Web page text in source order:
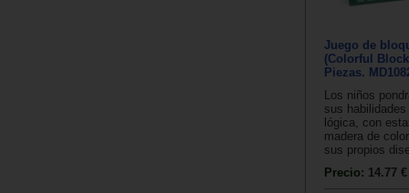
Juego de
(Colorful
Piezas.
Los niños
sus
lógica, con
madera de
sus propios
Precio: 14.77 €